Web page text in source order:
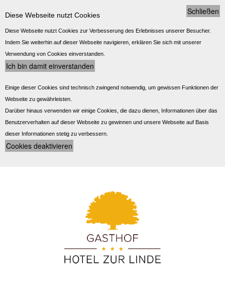
Schließen
Diese Webseite nutzt Cookies
Diese Webseite nutzt Cookies zur Verbesserung des Erlebnisses unserer Besucher.
Indem Sie weiterhin auf dieser Webseite navigieren, erklären Sie sich mit unserer
Verwendung von Cookies einverstanden.
Einige dieser Cookies sind technisch zwingend notwendig, um gewissen Funktionen der
Webseite zu gewährleisten.
Darüber hinaus verwenden wir einige Cookies, die dazu dienen, Informationen über das
Benutzerverhalten auf dieser Webseite zu gewinnen und unsere Webseite auf Basis
dieser Informationen stetig zu verbessern.